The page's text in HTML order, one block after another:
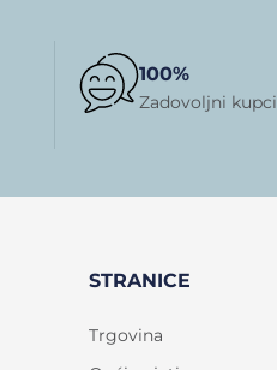
100%
Zadovoljni kupci
STRANICE
Trgovina